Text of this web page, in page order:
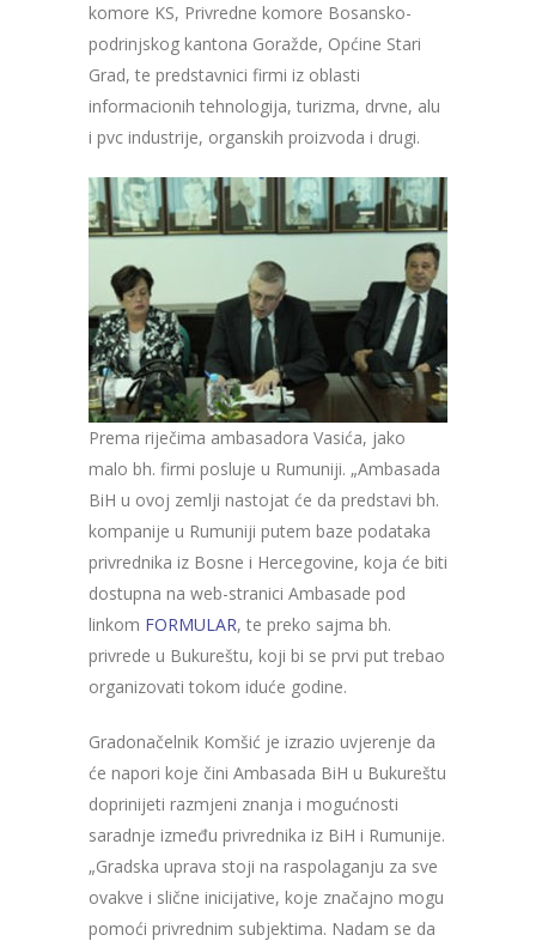
komore KS, Privredne komore Bosansko-
podrinjskog kantona Goražde, Općine Stari
Grad, te predstavnici firmi iz oblasti
informacionih tehnologija, turizma, drvne, alu
i pvc industrije, organskih proizvoda i drugi.
Prema riječima ambasadora Vasića, jako
malo bh. firmi posluje u Rumuniji. „Ambasada
BiH u ovoj zemlji nastojat će da predstavi bh.
kompanije u Rumuniji putem baze podataka
privrednika iz Bosne i Hercegovine, koja će biti
dostupna na web-stranici Ambasade pod
linkom FORMULAR, te preko sajma bh.
privrede u Bukureštu, koji bi se prvi put trebao
organizovati tokom iduće godine.
Gradonačelnik Komšić je izrazio uvjerenje da
će napori koje čini Ambasada BiH u Bukureštu
doprinijeti razmjeni znanja i mogućnosti
saradnje između privrednika iz BiH i Rumunije.
„Gradska uprava stoji na raspolaganju za sve
ovakve i slične inicijative, koje značajno mogu
pomoći privrednim subjektima. Nadam se da